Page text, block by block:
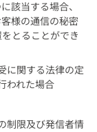
該当する場合、
様の通信の秘密
とることができ
に関する法律の定
われた場合
制限及び発信者情